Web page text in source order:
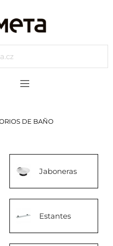
DE BAÑO
Jaboneras
Estantes